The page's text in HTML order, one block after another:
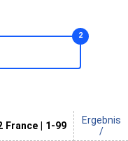
2
France | 1-99
Ergebnis
/